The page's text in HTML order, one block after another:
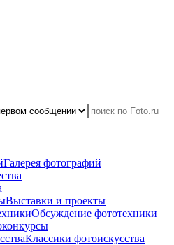
Галерея фотографий
Выставки и проекты
Обсуждение фототехники
Классики фотоискусства